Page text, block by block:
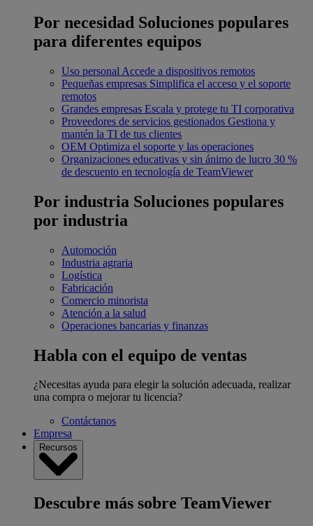
Por necesidad Soluciones populares
para diferentes equipos
Uso personal Accede a dispositivos remotos
Pequeñas empresas Simplifica el acceso y el soporte
remotos
Grandes empresas Escala y protege tu TI corporativa
Proveedores de servicios gestionados Gestiona y
mantén la TI de tus clientes
OEM Optimiza el soporte y las operaciones
Organizaciones educativas y sin ánimo de lucro 30 %
de descuento en tecnología de TeamViewer
Por industria Soluciones populares
por industria
Automoción
Industria agraria
Logística
Fabricación
Comercio minorista
Atención a la salud
Operaciones bancarias y finanzas
Habla con el equipo de ventas
¿Necesitas ayuda para elegir la solución adecuada, realizar
una compra o mejorar tu licencia?
Contáctanos
Empresa
Recursos
Descubre más sobre TeamViewer